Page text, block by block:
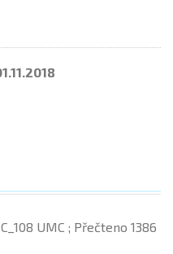
UMC ; Přečteno 1386